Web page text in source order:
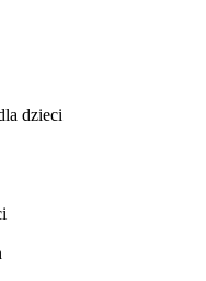
dzieci